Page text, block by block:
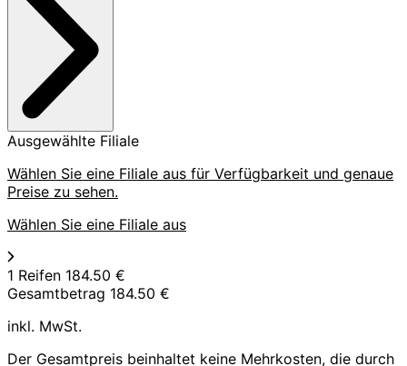
Ausgewählte Filiale
Wählen Sie eine Filiale aus für Verfügbarkeit und genaue
Preise zu sehen.
Wählen Sie eine Filiale aus
1 Reifen 184.50 €
Gesamtbetrag 184.50 €
inkl. MwSt.
Der Gesamtpreis beinhaltet keine Mehrkosten, die durch